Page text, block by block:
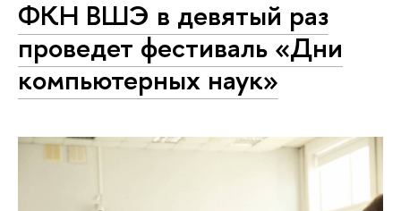
ФКН ВШЭ в девятый раз
проведет фестиваль «Дни
компьютерных наук»